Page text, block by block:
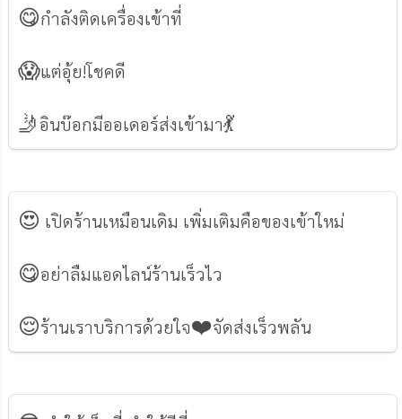
😋กำลังติดเครื่องเข้าที่
😱แต่อุ้ย!โชคดี
🤳 อินบ๊อกมีออเดอร์ส่งเข้ามา💃
😍 เปิดร้านเหมือนเดิม เพิ่มเติมคือของเข้าใหม่
😋อย่าลืมแอดไลน์ร้านเร็วไว
😌ร้านเราบริการด้วยใจ❤️️จัดส่งเร็วพลัน